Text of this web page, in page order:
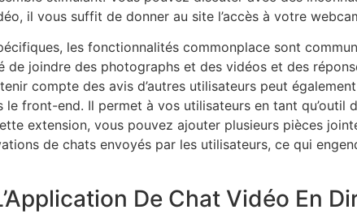
il vous suffit de donner au site l’accès à votre
les fonctionnalités commonplace sont
joindre des photographs et des vidéos et des
compte des avis d’autres utilisateurs peut
front-end. Il permet à vos utilisateurs en tant qu’outil
extension, vous pouvez ajouter plusieurs pièces
de chats envoyés par les utilisateurs, ce qui
De Chat Vidéo En